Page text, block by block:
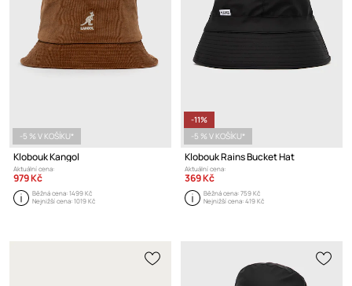
-5 % V KOŠÍKU*
Klobouk Kangol
Aktuální cena:
979 Kč
Běžná cena:1499 Kč
Nejnižší cena:1019 Kč
-11%
-5 % V KOŠÍKU*
Klobouk Rains Bucket Hat
Aktuální cena:
369 Kč
Běžná cena:759 Kč
Nejnižší cena:419 Kč